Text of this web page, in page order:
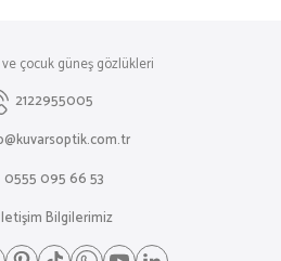
ve çocuk güneş gözlükleri
2122955005
0555 095 66 53
Bilgilerimiz